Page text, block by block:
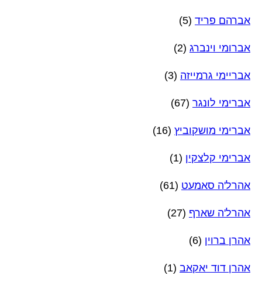
אברהם פריד (5)
אברומי וינברג (2)
אבריימי גרמייזה (3)
אברימי לונגר (67)
אברימי מושקוביץ (16)
אברימי קלצקין (1)
אהרל'ה סאמעט (61)
אהרל'ה שארף (27)
אהרן ברוין (6)
אהרן דוד יאקאב (1)